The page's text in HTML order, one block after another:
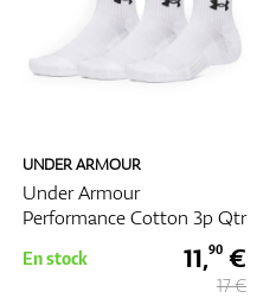
UNDER ARMOUR
Under Armour
Performance Cotton 3p Qtr
En stock 11,90 €
17 €